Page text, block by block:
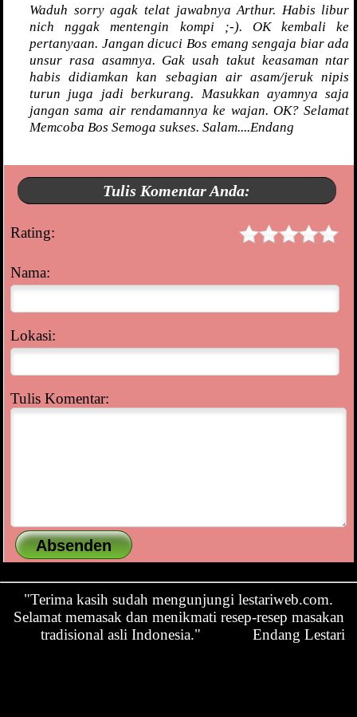
Waduh sorry agak telat jawabnya Arthur. Habis libur
nich nggak mentengin kompi ;-). OK kembali ke
pertanyaan. Jangan dicuci Bos emang sengaja biar ada
unsur rasa asamnya. Gak usah takut keasaman ntar
habis didiamkan kan sebagian air asam/jeruk nipis
turun juga jadi berkurang. Masukkan ayamnya saja
jangan sama air rendamannya ke wajan. OK? Selamat
Memcoba Bos Semoga sukses. Salam....Endang
Tulis Komentar Anda:
Rating:
Nama:
Lokasi:
Tulis Komentar:
"Terima kasih sudah mengunjungi lestariweb.com.
Selamat memasak dan menikmati resep-resep masakan
tradisional asli Indonesia."
Endang Lestari